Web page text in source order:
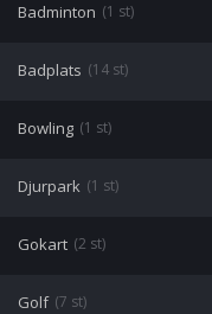
Badminton (1 st)
Badplats (14 st)
Bowling (1 st)
Djurpark (1 st)
Gokart (2 st)
Golf (7 st)